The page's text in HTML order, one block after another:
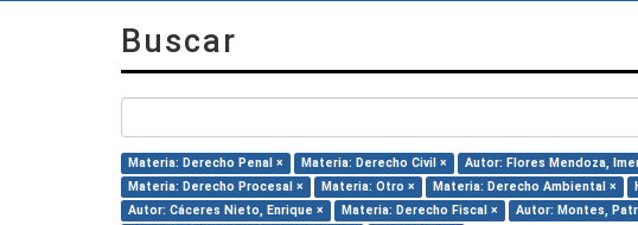
Buscar
Materia: Derecho Penal × Materia: Derecho Civil × Autor: Flores Mendoza,
Materia: Derecho Procesal ×
Materia: Otro × Materia: Derecho Ambiental ×
Autor: Cáceres Nieto, Enrique ×
Materia: Derecho Fiscal × Autor: Montes,